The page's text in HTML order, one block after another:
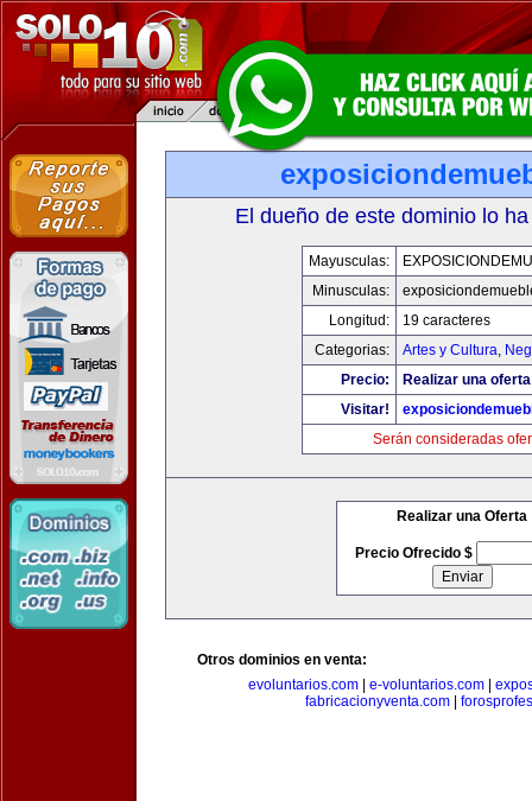
El dueño de este dominio lo
Mayusculas:
Minusculas:
Longitud:
19 caracteres
Categorias:
Artes y Cultura,
Precio:
Realizar una
Visitar!
Serán consideradas
Realizar una Oferta
Precio Ofrecido $
Otros dominios en venta:
evoluntarios.com
e-voluntarios.com
fabricacionyventa.com